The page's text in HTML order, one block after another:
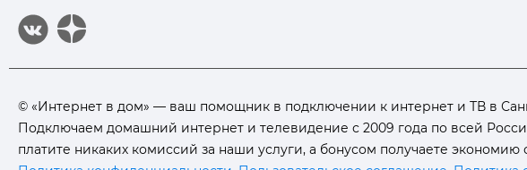
© «Интернет в дом» — ваш помощник в подключении к интернет и ТВ в
Подключаем домашний интернет и телевидение с 2009 года по всей
платите никаких комиссий за наши услуги, а бонусом получаете экономию